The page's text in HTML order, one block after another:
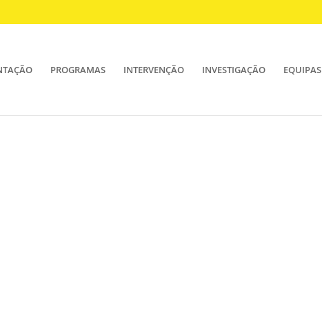
PROGRAMAS INTERVENÇÃO INVESTIGAÇÃO EQUIPAS